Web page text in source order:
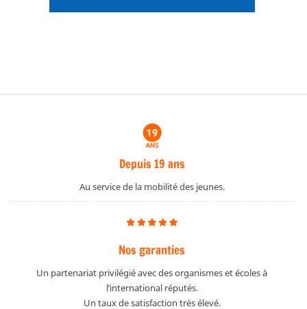
Depuis 19 ans
Au service de la mobilité des jeunes.
Nos garanties
Un partenariat privilégié avec des organismes et écoles à
l’international réputés.
Un taux de satisfaction très élevé.